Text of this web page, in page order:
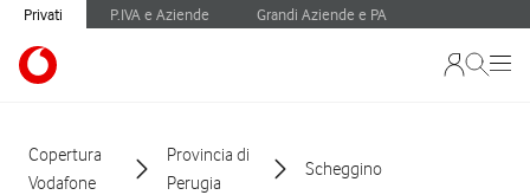
Privati P.IVA e Aziende Grandi Aziende e PA
Copertura
Vodafone
Provincia di
Perugia
Scheggino